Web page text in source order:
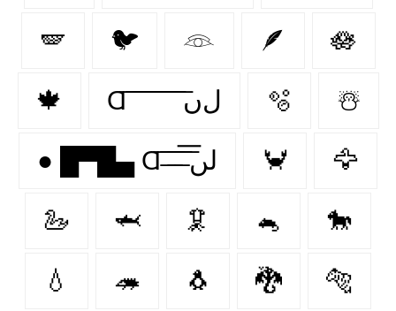
🪽 🐦 𓁻 🪶 🪷
🍁 Ɑ͞ ͞ ͞ ͞ ͞ ͞ ͞ ͞ لﮞ 🫧 ☃️
● █▀█▄ Ɑ͞ ̶͞ ̶͞ ̶͞ لں͞ 🦀 🦅
🦢 🦈 🦑 🐁 🐎
💧 🦔 🐧 🐉 🐅